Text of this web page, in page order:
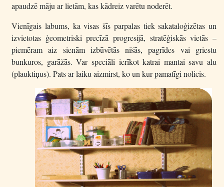
apaudzē māju ar lietām, kas kādreiz varētu noderēt.
Vienīgais labums, ka visas šīs parpalas tiek sakataloģizētas un
izvietotas ģeometriski precīzā progresijā, stratēģiskās vietās –
piemēram aiz sienām izbūvētās nišās, pagrīdes vai griestu
bunkuros, garāžās. Var speciāli ierīkot katrai mantai savu alu
(plauktiņus). Pats ar laiku aizmirst, ko un kur pamatīgi nolicis.